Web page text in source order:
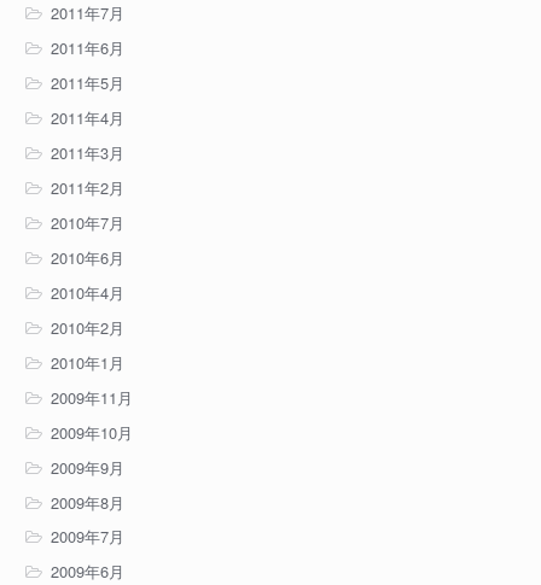
2011年7月
2011年6月
2011年5月
2011年4月
2011年3月
2011年2月
2010年7月
2010年6月
2010年4月
2010年2月
2010年1月
2009年11月
2009年10月
2009年9月
2009年8月
2009年7月
2009年6月